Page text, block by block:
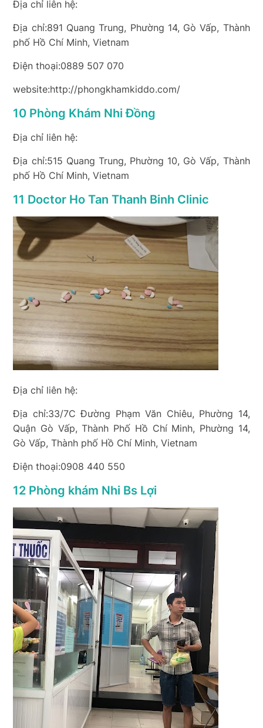
Địa chỉ liên hệ:
Địa chỉ:891 Quang Trung, Phường 14, Gò Vấp, Thành
phố Hồ Chí Minh, Vietnam
Điện thoại:0889 507 070
website:http://phongkhamkiddo.com/
10 Phòng Khám Nhi Đồng
Địa chỉ liên hệ:
Địa chỉ:515 Quang Trung, Phường 10, Gò Vấp, Thành
phố Hồ Chí Minh, Vietnam
11 Doctor Ho Tan Thanh Binh Clinic
Địa chỉ liên hệ:
Địa chỉ:33/7C Đường Phạm Văn Chiêu, Phường 14,
Quận Gò Vấp, Thành Phố Hồ Chí Minh, Phường 14,
Gò Vấp, Thành phố Hồ Chí Minh, Vietnam
Điện thoại:0908 440 550
12 Phòng khám Nhi Bs Lợi